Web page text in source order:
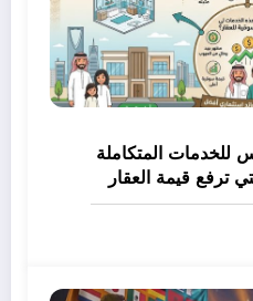
المتكاملة
ترفع قيمة العقار